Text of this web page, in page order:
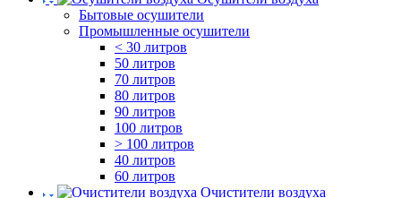
Бытовые осушители
Промышленные осушители
< 30 литров
50 литров
70 литров
80 литров
90 литров
100 литров
> 100 литров
40 литров
60 литров
Очистители воздуха